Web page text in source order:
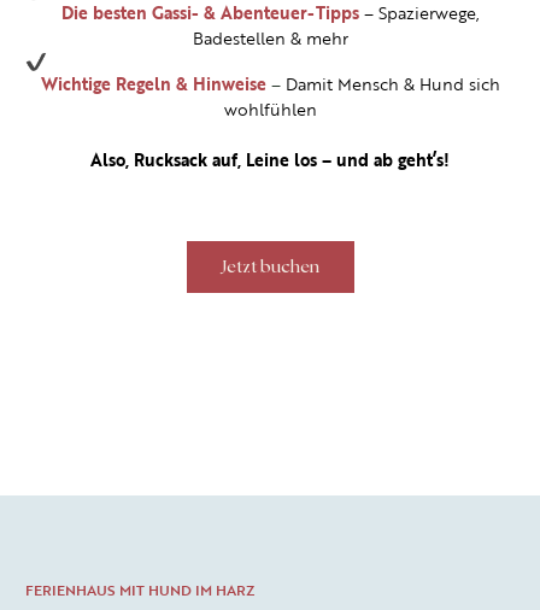
Die besten Gassi- & Abenteuer-Tipps – Spazierwege,
Badestellen & mehr
Wichtige Regeln & Hinweise – Damit Mensch & Hund sich
wohlfühlen
Also, Rucksack auf, Leine los – und ab geht’s!
Jetzt buchen
FERIENHAUS MIT HUND IM HARZ